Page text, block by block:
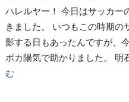
ハレルヤー！ 今日はサッカー
きました。 いつもこの時期の
影する日もあったんですが、
ポカ陽気で助かりました。 明
む